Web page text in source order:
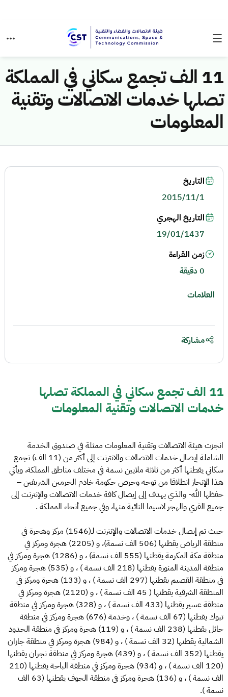
11 الف تجمع سكاني في المملكة
تصلها خدمات الاتصالات وتقنية
المعلومات
11 الف تجمع سكاني في المملكة تصلها
خدمات الاتصالات وتقنية المعلومات
انجزت هيئة الاتصالات وتقنية المعلومات ممثلة في صندوق الخدمة
الشاملة إيصال خدمات الاتصالات والانترنت إلى أكثر من (11 الف) تجمع
سكاني يقطنها أكثر من ثلاثة ملايين نسمة في مختلف مناطق المملكة، ويأتي
هذا الإنجاز انطلاقا من توجه وحرص حكومة خادم الحرمين الشريفين –
حفظها الله- والذي يهدف إلى إيصال كافة خدمات الاتصالات والإنترنت إلى
جميع القري والهجر لاسيما النائية منها، وفي جميع أنحاء المملكة .
حيث تم إيصال خدمات الاتصالات والإنترنت لـ(1546) مركز وهجرة في
منطقة الرياض يقطنها (506 الف نسمة)، و (2205) هجرة ومركز في
منطقة مكة المكرمة يقطنها (555 الف نسمة) ، و (1286) هجرة ومركز في
منطقة المدينة المنورة يقطنها (218 الف نسمة ) ، و (535) هجرة ومركز
في منطقة القصيم يقطنها (297 الف نسمة ) ، و (133) هجرة ومركز في
المنطقة الشرقية يقطنها ( 45 الف نسمة ) ، و (2120) هجرة ومركز في
منطقة عسير يقطنها (433 الف نسمة ) ، و (328) هجرة ومركز في منطقة
تبوك يقطنها (67 الف نسمة ) ، وخدمة (676) هجرة ومركز في منطقة
حائل يقطنها (238 الف نسمة ) ، و (119) هجرة ومركز في منطقة الحدود
الشمالية يقطنها (32 الف نسمة ) ، و (984) هجرة ومركز في منطقة جازان
يقطنها (352 الف نسمة ) ، و (439) هجرة ومركز في منطقة نجران يقطنها
(120 الف نسمة ) ، و (934) هجرة ومركز في منطقة الباحة يقطنها (210
الف نسمة ) ، و (136) هجرة ومركز في منطقة الجوف يقطنها (63 الف
نسمة ).
التاريخ
2015/11/1
التاريخ الهجري
19/01/1437
زمن القراءة
0 دقيقة
العلامات
مشاركة